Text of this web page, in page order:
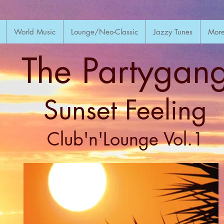
World Music Lounge/Neo-Classic Jazzy Tunes
The
Sunset Feeling
Club'n'Lounge Vol.1